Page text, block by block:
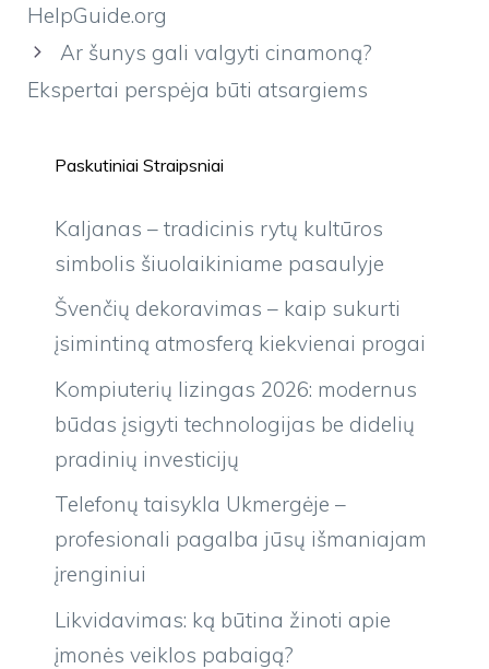
HelpGuide.org
Ar šunys gali valgyti cinamoną?
Ekspertai perspėja būti atsargiems
Paskutiniai Straipsniai
Kaljanas – tradicinis rytų kultūros
simbolis šiuolaikiniame pasaulyje
Švenčių dekoravimas – kaip sukurti
įsimintiną atmosferą kiekvienai progai
Kompiuterių lizingas 2026: modernus
būdas įsigyti technologijas be didelių
pradinių investicijų
Telefonų taisykla Ukmergėje –
profesionali pagalba jūsų išmaniajam
įrenginiui
Likvidavimas: ką būtina žinoti apie
įmonės veiklos pabaigą?